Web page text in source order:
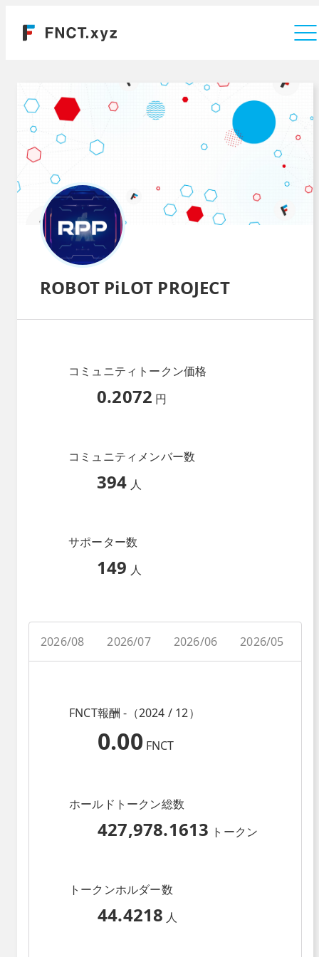
ROBOT PiLOT PROJECT
コミュニティトークン価格
0.2072 円
コミュニティメンバー数
394 人
サポーター数
149 人
2026/08 2026/07 2026/06 2026/05
FNCT報酬 -（2024 / 12）
0.00 FNCT
ホールドトークン総数
427,978.1613 トークン
トークンホルダー数
44.4218 人